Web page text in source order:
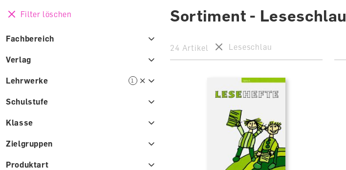
Filter löschen
Fachbereich
Verlag
Lehrwerke 1
Schulstufe
Klasse
Zielgruppen
Produktart
Sortiment - Leseschlau
24 Artikel Leseschlau